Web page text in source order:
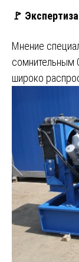
🚩
Мнение
сомнительным
широко